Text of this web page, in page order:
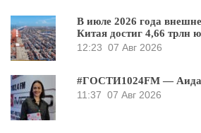
В июле 2026 года
Китая достиг 4,66 трлн
12:23 07 Авг 2026
#ГОСТИ1024FM —
11:37 07 Авг 2026